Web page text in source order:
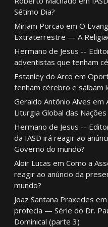
Sétimo Dia?
Miriam Porcão em O
Extraterrestre — A
Hermano de Jesus --
adventistas que tenham
Estanley do Arco em
tenham cérebro e saibam
Geraldo Antônio Alves em
Liturgia Global das
Hermano de Jesus --
da IASD irá reagir ao
Governo do mundo?
Aloir Lucas em Como a
reagir ao anúncio da
mundo?
Joaz Santana Praxedes em
profecia — Série do Dr.
Dominical (parte 3)